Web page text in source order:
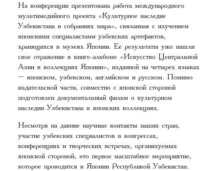
На конференции презентована работа международного
мультимедийного проекта «Культурное наследие
Узбекистана в собраниях мира», связанная с изучением
японскими специалистами узбекских артефактов,
хранящихся в музеях Японии. Ее результаты уже нашли
свое отражение в книге-альбоме «Искусство Центральной
Азии в коллекциях Японии», изданной на четырех языках
– японском, узбекском, английском и русском. Помимо
издательской части, совместно с японской стороной
подготовлен документальный фильм о культурном
наследии Узбекистана в японских коллекциях.
Несмотря на давние научные контакты наших стран,
участие узбекских специалистов в конгрессах,
конференциях и творческих встречах, организуемых
японской стороной, это первое масштабное мероприятие,
которое проводится в Японии Республикой Узбекистан.